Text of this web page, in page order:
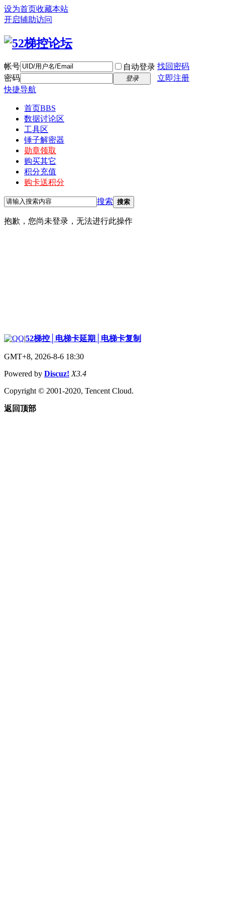
设为首页收藏本站
开启辅助访问
帐号 自动登录 找回密码
密码
登录
立即注册
快捷导航
首页BBS
数据讨论区
工具区
锤子解密器
勋章领取
购买其它
积分充值
购卡送积分
搜索 搜索
抱歉，您尚未登录，无法进行此操作
|52梯控│电梯卡延期│电梯卡复制
GMT+8, 2026-8-6 18:30
Powered by Discuz! X3.4
Copyright © 2001-2020, Tencent Cloud.
返回顶部